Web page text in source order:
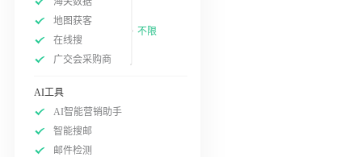
地图获客
在线搜
广交会采购商
不限
AI工具
AI智能营销助手
智能搜邮
邮件检测